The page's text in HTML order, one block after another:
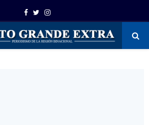
Facebook
TwitterInstagram